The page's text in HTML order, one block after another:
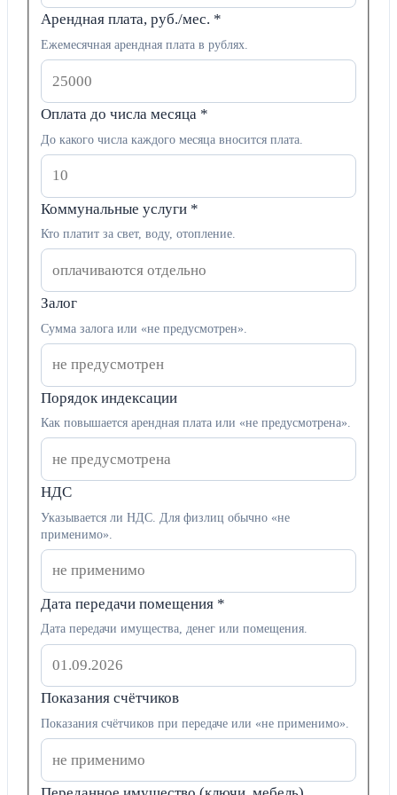
Арендная плата, руб./мес. *
Ежемесячная арендная плата в рублях.
Оплата до числа месяца *
До какого числа каждого месяца вносится плата.
Коммунальные услуги *
Кто платит за свет, воду, отопление.
Залог
Сумма залога или «не предусмотрен».
Порядок индексации
Как повышается арендная плата или «не предусмотрена».
НДС
Указывается ли НДС. Для физлиц обычно «не
применимо».
Дата передачи помещения *
Дата передачи имущества, денег или помещения.
Показания счётчиков
Показания счётчиков при передаче или «не применимо».